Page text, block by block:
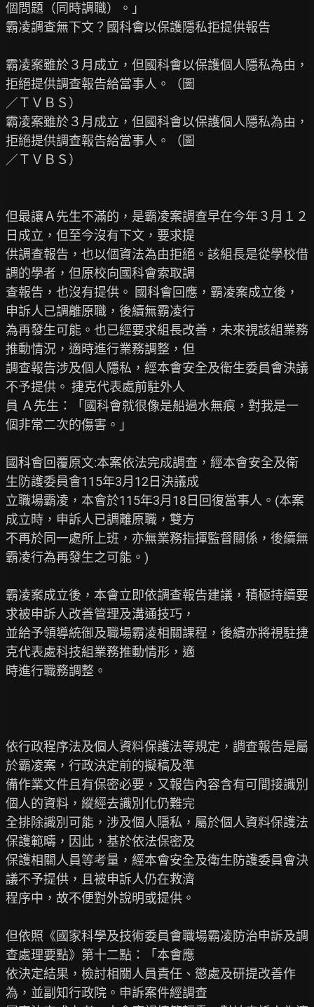
個問題（同時調職）。」
霸凌調查無下文？國科會以保護隱私拒提供報告
霸凌案雖於３月成立，但國科會以保護個人隱私為由，
拒絕提供調查報告給當事人。（圖
／ＴＶＢＳ）
霸凌案雖於３月成立，但國科會以保護個人隱私為由，
拒絕提供調查報告給當事人。（圖
／ＴＶＢＳ）
但最讓Ａ先生不滿的，是霸凌案調查早在今年３月１２
日成立，但至今沒有下文，要求提
供調查報告，也以個資法為由拒絕。該組長是從學校借
調的學者，但原校向國科會索取調
查報告，也沒有提供。 國科會回應，霸凌案成立後，
申訴人已調離原職，後續無霸凌行
為再發生可能。也已經要求組長改善，未來視該組業務
推動情況，適時進行業務調整，但
調查報告涉及個人隱私，經本會安全及衛生委員會決議
不予提供。 捷克代表處前駐外人
員 Ａ先生：「國科會就很像是船過水無痕，對我是一
個非常二次的傷害。」
國科會回覆原文:本案依法完成調查，經本會安全及衛
生防護委員會115年3月12日決議成
立職場霸凌，本會於115年3月18日回復當事人。(本案
成立時，申訴人已調離原職，雙方
不再於同一處所上班，亦無業務指揮監督關係，後續無
霸凌行為再發生之可能。)
霸凌案成立後，本會立即依調查報告建議，積極持續要
求被申訴人改善管理及溝通技巧，
並給予領導統御及職場霸凌相關課程，後續亦將視駐捷
克代表處科技組業務推動情形，適
時進行職務調整。
依行政程序法及個人資料保護法等規定，調查報告是屬
於霸凌案，行政決定前的擬稿及準
備作業文件且有保密必要，又報告內容含有可間接識別
個人的資料，縱經去識別化仍難完
全排除識別可能，涉及個人隱私，屬於個人資料保護法
保護範疇，因此，基於依法保密及
保護相關人員等考量，經本會安全及衛生防護委員會決
議不予提供，且被申訴人仍在救濟
程序中，故不便對外說明或提供。
但依照《國家科學及技術委員會職場霸凌防治申訴及調
查處理要點》第十二點：「本會應
依決定結果，檢討相關人員責任、懲處及研提改善作
為，並副知行政院。申訴案件經調查